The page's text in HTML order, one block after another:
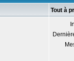
Tout à